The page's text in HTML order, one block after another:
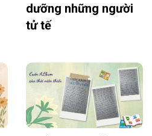
dưỡng những người
tử tế